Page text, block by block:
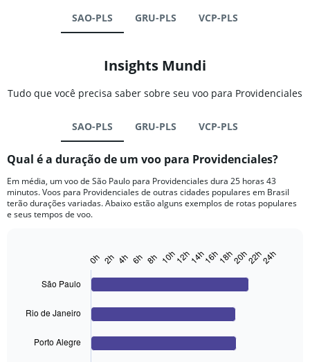
SAO-PLS GRU-PLS VCP-PLS
Insights Mundi
Tudo que você precisa saber sobre seu voo para Providenciales
SAO-PLS GRU-PLS VCP-PLS
Qual é a duração de um voo para Providenciales?
Em média, um voo de São Paulo para Providenciales dura 25 horas 43
minutos. Voos para Providenciales de outras cidades populares em Brasil
terão durações variadas. Abaixo estão alguns exemplos de rotas populares
e seus tempos de voo.
chart
São Paulo
Rio de Janeiro
Porto Alegre
0h 2h 4h 6h 8h 10h12h14h16h18h20h22h24h